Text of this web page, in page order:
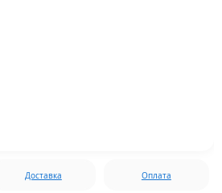
Доставка Оплата